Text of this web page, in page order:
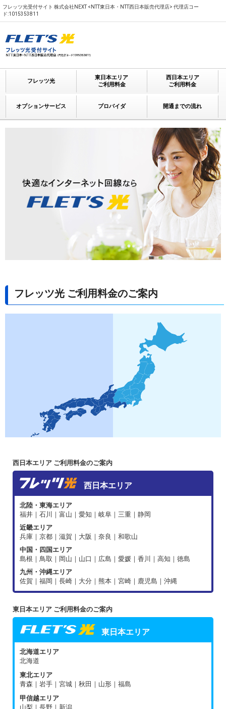
フレッツ光受付サイト 株式会社NEXT <NTT東日本・NTT西日本販売代理店> 代理店コー
ド:1015353811
フレッツ光
東日本エリア
ご利用料金
西日本エリア
ご利用料金
オプションサービス プロバイダ 開通までの流れ
フレッツ光 ご利用料金のご案内
西日本エリア ご利用料金のご案内
西日本エリア
北陸・東海エリア
福井｜石川｜富山｜愛知｜岐阜｜三重｜静岡
近畿エリア
兵庫｜京都｜滋賀｜大阪｜奈良｜和歌山
中国・四国エリア
島根｜鳥取｜岡山｜山口｜広島｜愛媛｜香川｜高知｜徳島
九州・沖縄エリア
佐賀｜福岡｜長崎｜大分｜熊本｜宮崎｜鹿児島｜沖縄
東日本エリア ご利用料金のご案内
東日本エリア
北海道エリア
北海道
東北エリア
青森｜岩手｜宮城｜秋田｜山形｜福島
甲信越エリア
山梨｜長野｜新潟